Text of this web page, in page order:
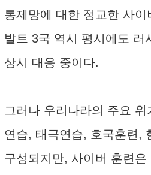
통제망에 대한 정교한 사
발트 3국 역시 평시에도 러
상시 대응 중이다.
그러나 우리나라의 주요 위
연습, 태극연습, 호국훈련,
구성되지만, 사이버 훈련